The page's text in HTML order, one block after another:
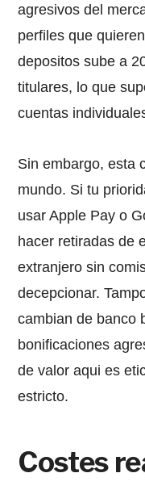
agresivos del
perfiles que
depositos sube a
titulares, lo que
cuentas
Sin embargo, esta
mundo. Si tu
usar Apple Pay o
hacer retiradas de
extranjero sin
decepcionar.
cambian de banco
bonificaciones
de valor aqui es
estricto.
Costes